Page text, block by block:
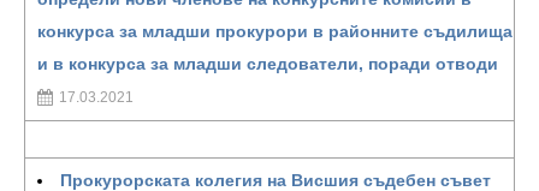
конкурса за младши прокурори в районните съдилища
и в конкурса за младши следователи, поради отводи
17.03.2021
Прокурорската колегия на Висшия съдебен съвет